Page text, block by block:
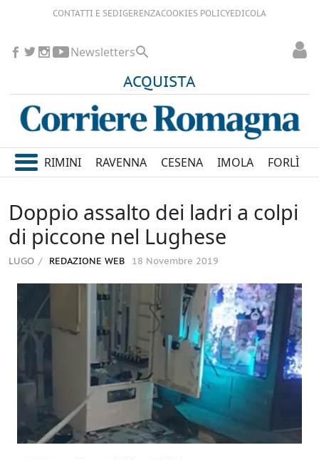
CONTATTI E SEDIGERENZACOOKIES POLICYEDICOLA
ACQUISTA
Newsletters
RIMINI RAVENNA CESENA IMOLA FORLÌ
Doppio assalto dei ladri a colpi
di piccone nel Lughese
LUGO REDAZIONE WEB 18 Novembre 2019